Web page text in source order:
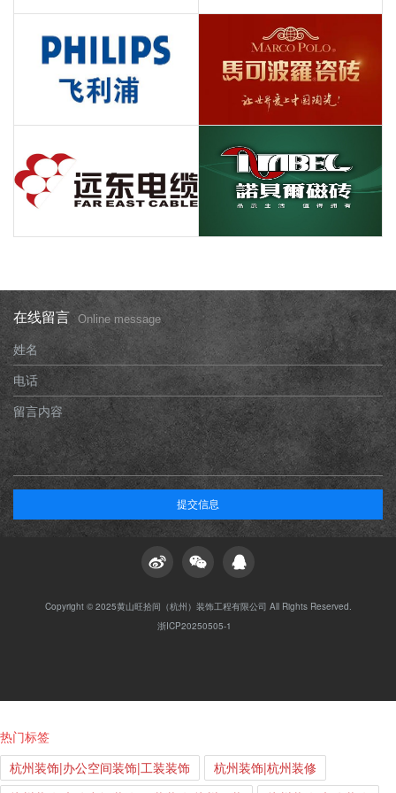
在线留言 Online message
姓名
电话
留言内容
提交信息
Copyright © 2025黄山旺拾间（杭州）装饰工程有限公司 All Rights Reserved.
浙ICP20250505-1
热门标签
杭州装饰|办公空间装饰|工装装饰
杭州装饰|杭州装修